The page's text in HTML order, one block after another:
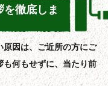
徹底しま
因は、ご近所の方にご
何もせずに、当たり前